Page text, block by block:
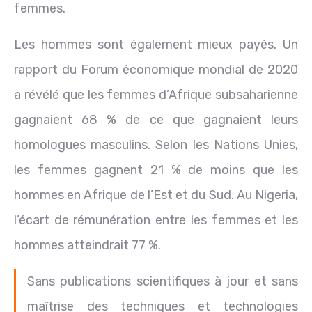
femmes.
Les hommes sont également mieux payés. Un
rapport du Forum économique mondial de 2020
a révélé que les femmes d’Afrique subsaharienne
gagnaient 68 % de ce que gagnaient leurs
homologues masculins. Selon les Nations Unies,
les femmes gagnent 21 % de moins que les
hommes en Afrique de l’Est et du Sud. Au Nigeria,
l’écart de rémunération entre les femmes et les
hommes atteindrait 77 %.
Sans publications scientifiques à jour et sans
maîtrise des techniques et technologies